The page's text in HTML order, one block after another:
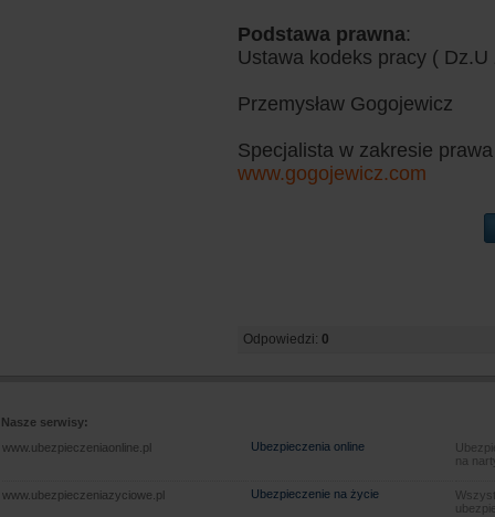
Podstawa prawna:
Ustawa kodeks pracy (
Przemysław Gogojewicz
Specjalista w zakresie
www.gogojewicz.com
Odpowiedzi: 0
Nasze serwisy:
www.ubezpieczeniaonline.pl
Ubezpieczenia online
na
www.ubezpieczeniazyciowe.pl Ubezpieczenie na życie